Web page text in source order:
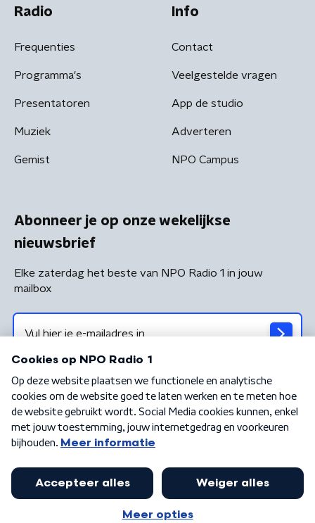
Radio
Frequenties
Programma's
Presentatoren
Muziek
Gemist
Info
Contact
Veelgestelde vragen
App de studio
Adverteren
NPO Campus
Abonneer je op onze wekelijkse
nieuwsbrief
Elke zaterdag het beste van NPO Radio 1 in jouw
mailbox
Algemene voorwaarden